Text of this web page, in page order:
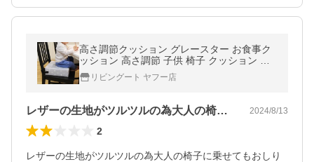
高さ調節クッション グレースター お食事ク
ッション 高さ調節 子供 椅子 クッション （
高さ調整クッション 子供用 3段階 ベルト付
き ベビー キッズ 幼児 ）
リビングート ヤフー店
レザーの生地がツルツルの為大人の椅子に… 2024/8/13
2
レザーの生地がツルツルの為大人の椅子に乗せてもおしり